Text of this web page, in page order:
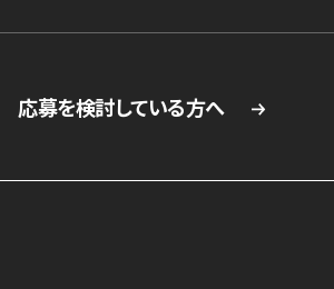
応募を検討している方へ